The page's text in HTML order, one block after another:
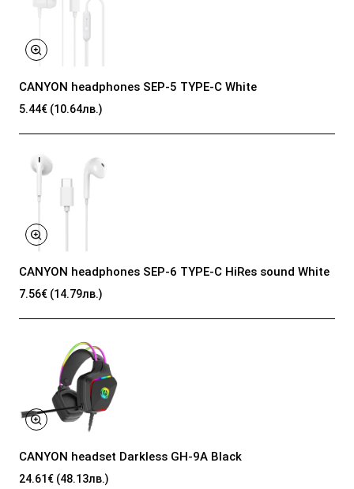
CANYON headphones SEP-5 TYPE-C White
5.44€ (10.64лв.)
CANYON headphones SEP-6 TYPE-C HiRes sound White
7.56€ (14.79лв.)
CANYON headset Darkless GH-9A Black
24.61€ (48.13лв.)